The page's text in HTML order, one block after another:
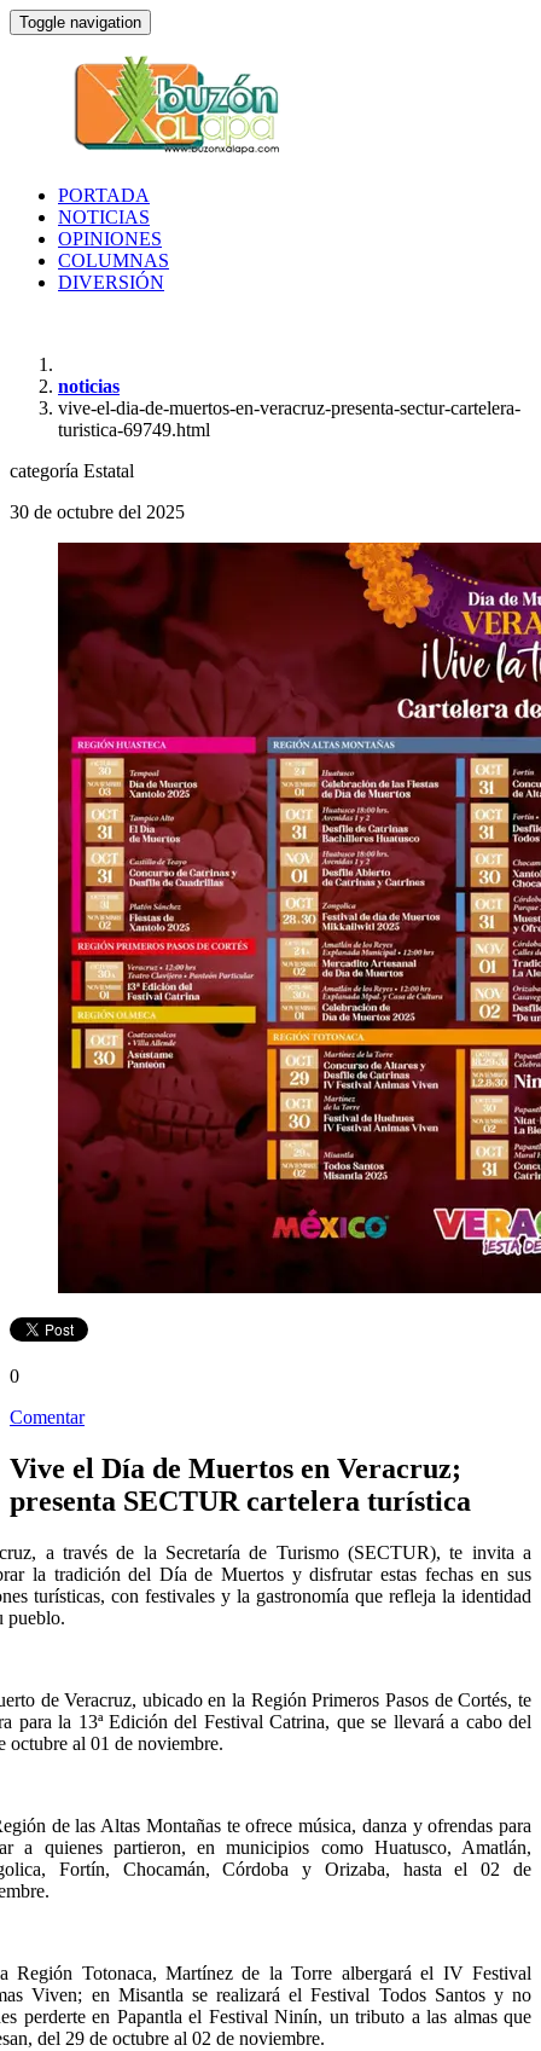
Toggle navigation
PORTADA
NOTICIAS
OPINIONES
COLUMNAS
DIVERSIÓN
noticias
vive-el-dia-de-muertos-en-veracruz-presenta-sectur-cartelera-
turistica-69749.html
categoría Estatal
30 de octubre del 2025
0
Comentar
Vive el Día de Muertos en Veracruz;
presenta SECTUR cartelera turística
a través de la Secretaría de Turismo (SECTUR), te invita a
la tradición del Día de Muertos y disfrutar estas fechas en sus
turísticas, con festivales y la gastronomía que refleja la identidad
pueblo.
de Veracruz, ubicado en la Región Primeros Pasos de Cortés, te
para la 13ª Edición del Festival Catrina, que se llevará a cabo del
octubre al 01 de noviembre.
de las Altas Montañas te ofrece música, danza y ofrendas para
a quienes partieron, en municipios como Huatusco, Amatlán,
Fortín, Chocamán, Córdoba y Orizaba, hasta el 02 de
Región Totonaca, Martínez de la Torre albergará el IV Festival
Viven; en Misantla se realizará el Festival Todos Santos y no
perderte en Papantla el Festival Ninín, un tributo a las almas que
del 29 de octubre al 02 de noviembre.